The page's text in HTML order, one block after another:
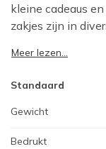
kleine cadeaus
zakjes zijn in
Meer lezen...
Standaard
Gewicht
Bedrukt